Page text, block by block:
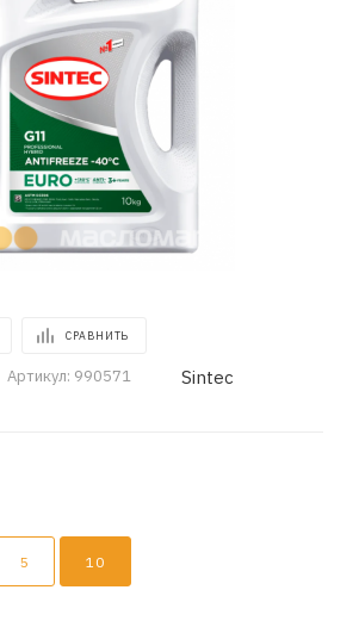
СРАВНИТЬ
Артикул: 990571 Sintec
5 10